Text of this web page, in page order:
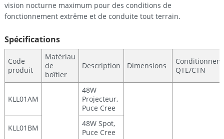
vision nocturne maximum pour des conditions de
fonctionnement extrême et de conduite tout terrain.
Spécifications
Code
produit
Matériau
de
boîtier
Description Dimensions
QTE/CTN
KLL01AM
48W
Projecteur,
Puce Cree
KLL01BM
48W Spot,
Puce Cree